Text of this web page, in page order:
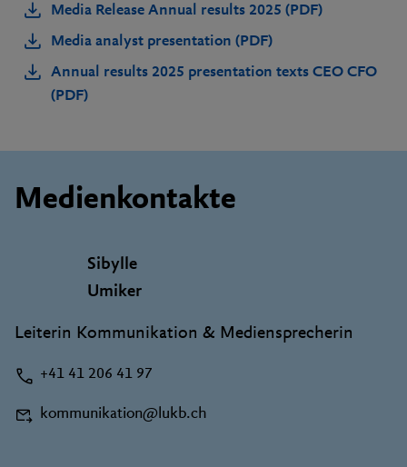
Media Release Annual results 2025 (PDF)
Media analyst presentation (PDF)
Annual results 2025 presentation texts CEO CFO
(PDF)
Medienkontakte
Sibylle
Umiker
Leiterin Kommunikation & Mediensprecherin
+41 41 206 41 97
kommunikation@lukb.ch